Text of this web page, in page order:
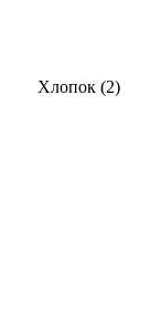
Хлопок (2)